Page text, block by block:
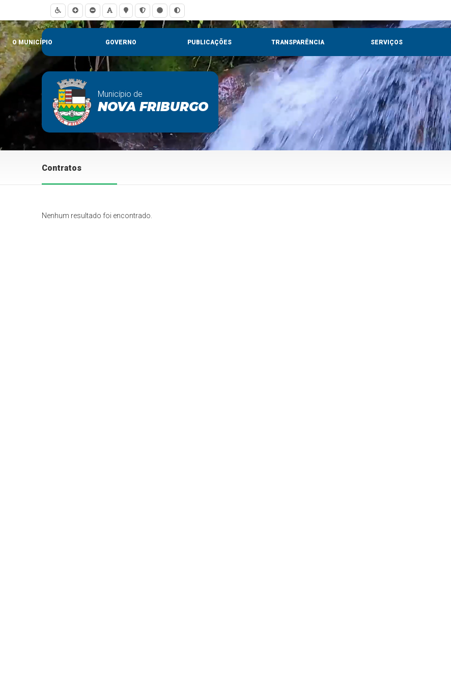
O MUNICÍPIO GOVERNO PUBLICAÇÕES TRANSPARÊNCIA SERVIÇOS
Município de
NOVA FRIBURGO
Contratos
Nenhum resultado foi encontrado.